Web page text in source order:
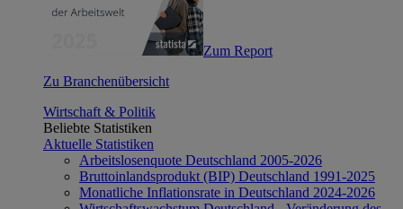
Zum Report
Zu Branchenübersicht
Wirtschaft & Politik
Beliebte Statistiken
Aktuelle Statistiken
Arbeitslosenquote Deutschland 2005-2026
Bruttoinlandsprodukt (BIP) Deutschland 1991-2025
Monatliche Inflationsrate in Deutschland 2024-2026